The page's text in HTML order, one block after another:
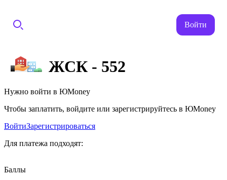
Войти
ЖСК - 552
Нужно войти в ЮMoney
Чтобы заплатить, войдите или зарегистрируйтесь в ЮMoney
ВойтиЗарегистрироваться
Для платежа подходят:
Баллы